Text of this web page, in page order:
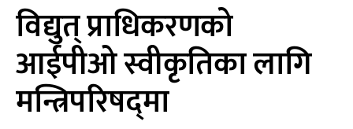
विद्युत् प्राधिकरणको
आईपीओ स्वीकृतिका लागि
मन्त्रिपरिषद्‍मा